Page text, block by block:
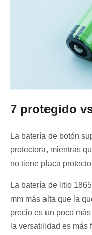
7 protegido
La batería de botón
protectora, mientras
no tiene placa
La batería de litio
mm más alta que la
precio es un poco
la versatilidad es más